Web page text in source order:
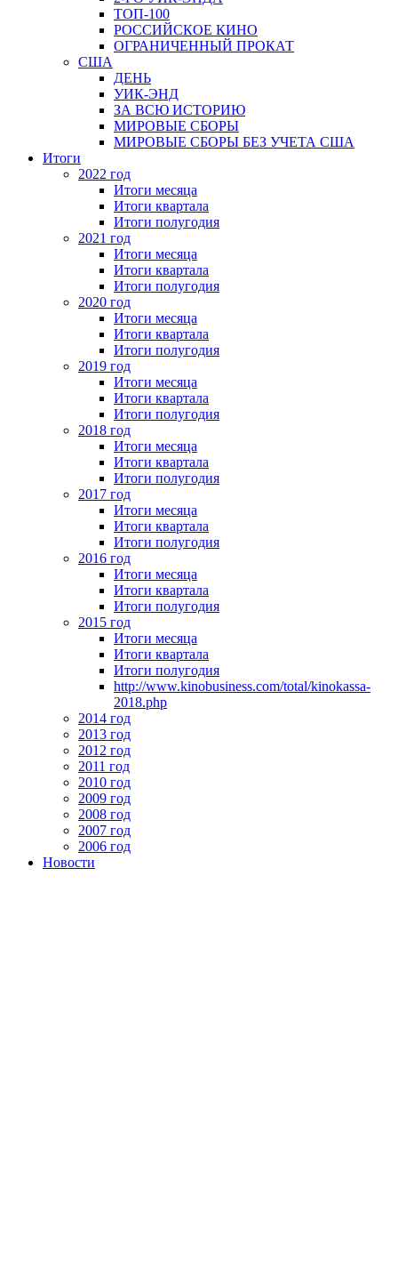
ТОП-100
РОССИЙСКОЕ КИНО
ОГРАНИЧЕННЫЙ ПРОКАТ
США
ДЕНЬ
УИК-ЭНД
ЗА ВСЮ ИСТОРИЮ
МИРОВЫЕ СБОРЫ
МИРОВЫЕ СБОРЫ БЕЗ УЧЕТА США
Итоги
2022 год
Итоги месяца
Итоги квартала
Итоги полугодия
2021 год
Итоги месяца
Итоги квартала
Итоги полугодия
2020 год
Итоги месяца
Итоги квартала
Итоги полугодия
2019 год
Итоги месяца
Итоги квартала
Итоги полугодия
2018 год
Итоги месяца
Итоги квартала
Итоги полугодия
2017 год
Итоги месяца
Итоги квартала
Итоги полугодия
2016 год
Итоги месяца
Итоги квартала
Итоги полугодия
2015 год
Итоги месяца
Итоги квартала
Итоги полугодия
http://www.kinobusiness.com/total/kinokassa-
2018.php
2014 год
2013 год
2012 год
2011 год
2010 год
2009 год
2008 год
2007 год
2006 год
Новости